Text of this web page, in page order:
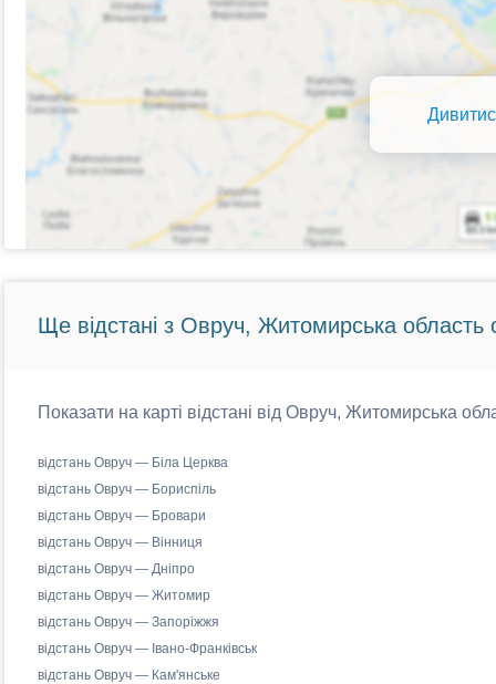
Ще відстані з Овруч, Житомирська область
Показати на карті відстані від Овруч, Житомирська
відстань Овруч — Біла Церква
відстань Овруч — Бориспіль
відстань Овруч — Бровари
відстань Овруч — Вінниця
відстань Овруч — Дніпро
відстань Овруч — Житомир
відстань Овруч — Запоріжжя
відстань Овруч — Івано-Франківськ
відстань Овруч — Кам'янське